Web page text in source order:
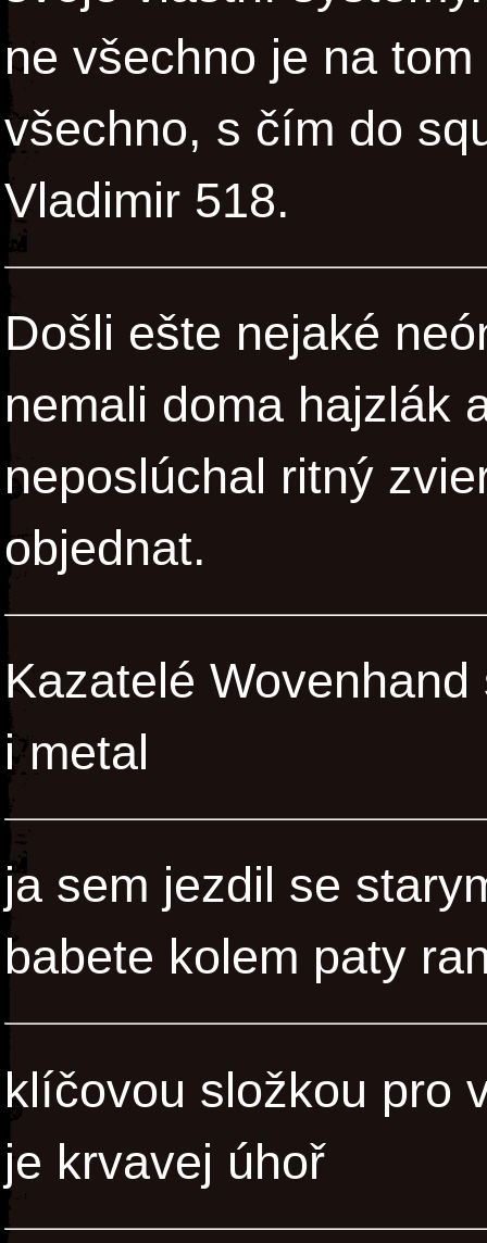
ne všechno je na
všechno, s čím do
Vladimir 518.
Došli ešte nejaké
nemali doma hajzlák
neposlúchal ritný
objednat.
Kazatelé
i metal
ja sem jezdil se
babete kolem paty
klíčovou složkou pro
je krvavej úhoř